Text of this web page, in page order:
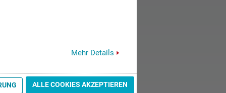
Mehr Details
ALLE COOKIES AKZEPTIEREN